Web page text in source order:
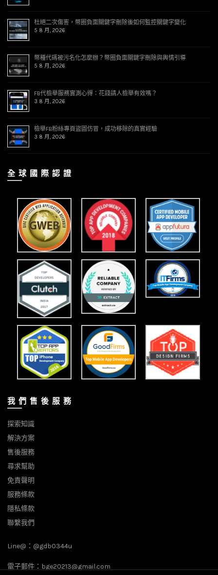
杜絕二次傷害，幣圈負面關鍵字刪除後如何監控關鍵字變化
5 8 月, 2026
幣種代碼被污名化怎麼辦？幣圈負面關鍵字刪除與輿情引導
5 8 月, 2026
FB代檢舉服務實測心得：花錢請人檢舉有效嗎？
3 8 月, 2026
檢舉FB粉絲專頁盜圖仿冒，成功移除的真實經驗
3 8 月, 2026
全 球 國 際 認 證
我 們 售 後 服 務
探索知識
解決方案
售後服務
尋求幫助
免責聲明
服務條款
隱私條款
聯繫我們
Line@： @gdb0344u
電子郵件： bge20213@gmail.com